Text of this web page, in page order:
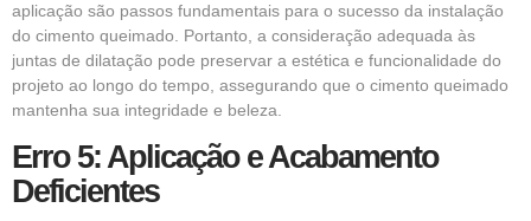
aplicação são passos fundamentais para o sucesso da instalação
do cimento queimado. Portanto, a consideração adequada às
juntas de dilatação pode preservar a estética e funcionalidade do
projeto ao longo do tempo, assegurando que o cimento queimado
mantenha sua integridade e beleza.
Erro 5: Aplicação e Acabamento
Deficientes